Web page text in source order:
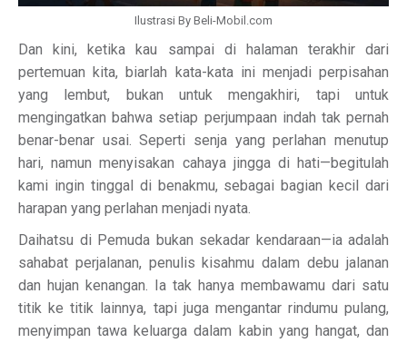
Ilustrasi By Beli-Mobil.com
Dan kini, ketika kau sampai di halaman terakhir dari
pertemuan kita, biarlah kata-kata ini menjadi perpisahan
yang lembut, bukan untuk mengakhiri, tapi untuk
mengingatkan bahwa setiap perjumpaan indah tak pernah
benar-benar usai. Seperti senja yang perlahan menutup
hari, namun menyisakan cahaya jingga di hati—begitulah
kami ingin tinggal di benakmu, sebagai bagian kecil dari
harapan yang perlahan menjadi nyata.
Daihatsu di Pemuda bukan sekadar kendaraan—ia adalah
sahabat perjalanan, penulis kisahmu dalam debu jalanan
dan hujan kenangan. Ia tak hanya membawamu dari satu
titik ke titik lainnya, tapi juga mengantar rindumu pulang,
menyimpan tawa keluarga dalam kabin yang hangat, dan